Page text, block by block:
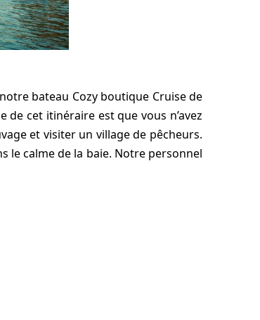
bateau Cozy boutique Cruise de
de cet itinéraire est que vous n’avez
et visiter un village de pêcheurs.
le calme de la baie. Notre personnel